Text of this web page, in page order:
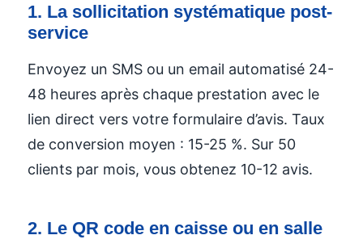
1. La sollicitation systématique post-
service
Envoyez un SMS ou un email automatisé 24-
48 heures après chaque prestation avec le
lien direct vers votre formulaire d’avis. Taux
de conversion moyen : 15-25 %. Sur 50
clients par mois, vous obtenez 10-12 avis.
2. Le QR code en caisse ou en salle